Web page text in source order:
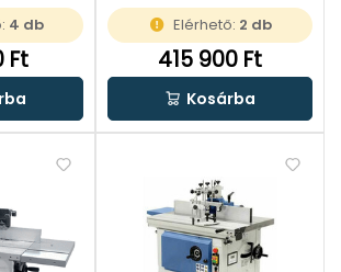
4 db
Ft
Elérhető: 2 db
415 900 Ft
Kosárba